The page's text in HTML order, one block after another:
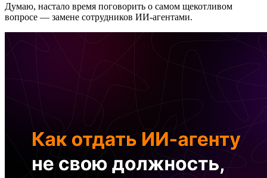
Думаю, настало время поговорить о самом щекотливом
вопросе — замене сотрудников ИИ-агентами.